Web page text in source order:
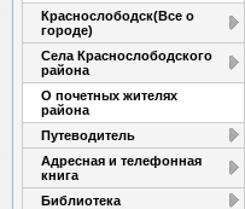
Краснослободск(Все о
городе)
Села Краснослободского
района
О почетных жителях
района
Путеводитель
Адресная и телефонная
книга
Библиотека